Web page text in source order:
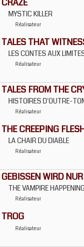
MYSTIC KILLER
Réalisateur
TALES THAT
LES CONTES AUX
Réalisateur
TALES FROM THE
HISTOIRES D'OUTRE-
Réalisateur
THE CREEPING
LA CHAIR DU DIABLE
Réalisateur
GEBISSEN WIRD
THE VAMPIRE HAPPENING
Réalisateur
TROG
Réalisateur